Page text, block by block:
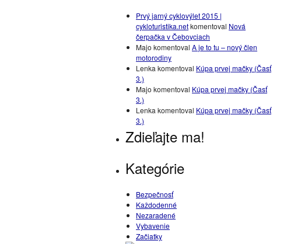
Prvý jarný cyklovýlet 2015 |
cykloturistika.netkomentoval Nová
čerpačka v Čebovciach
Majo komentoval A je to tu – nový člen
motorodiny
Lenka komentoval Kúpa prvej mačky (Časť
3.)
Majo komentoval Kúpa prvej mačky (Časť
3.)
Lenka komentoval Kúpa prvej mačky (Časť
3.)
Zdieľajte ma!
Kategórie
Bezpečnosť
Každodenné
Nezaradené
Vybavenie
Začiatky